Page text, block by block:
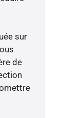
sur
de